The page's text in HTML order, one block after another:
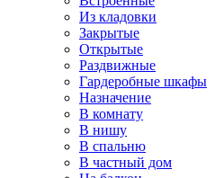
Из кладовки
Закрытые
Открытые
Раздвижные
Гардеробные шкафы
Назначение
В комнату
В нишу
В спальню
В частный дом